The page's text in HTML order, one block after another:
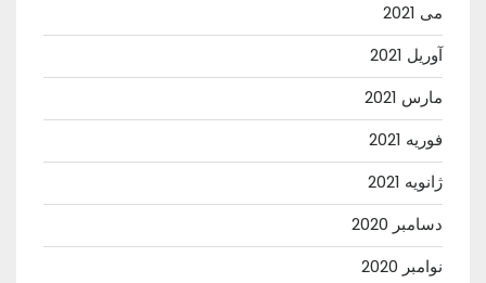
می 2021
آوریل 2021
مارس 2021
فوریه 2021
ژانویه 2021
دسامبر 2020
نوامبر 2020